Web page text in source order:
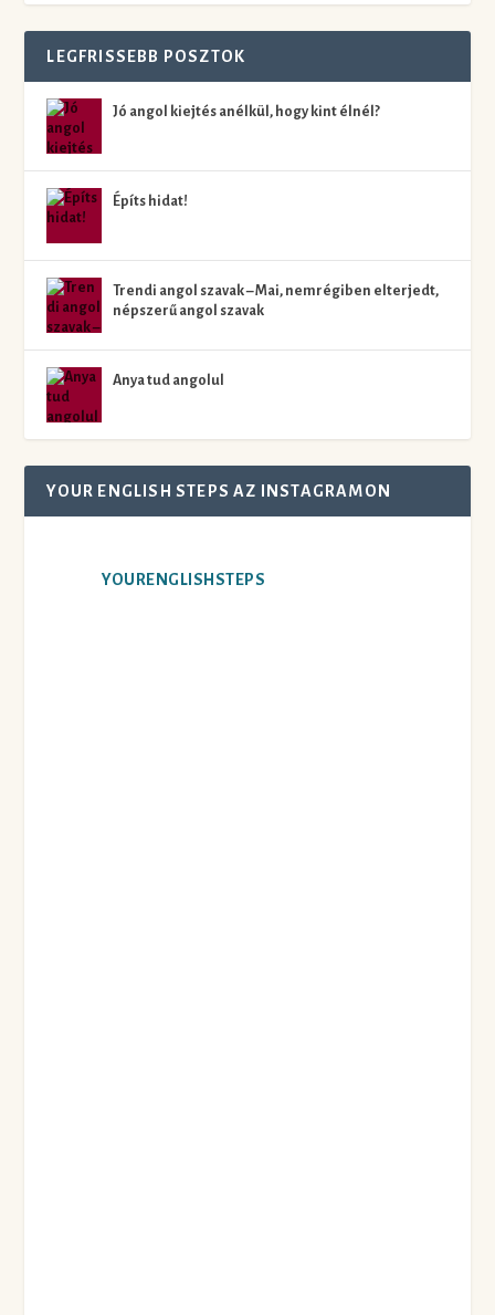
LEGFRISSEBB POSZTOK
Jó angol kiejtés anélkül, hogy kint élnél?
Építs hidat!
Trendi angol szavak – Mai, nemrégiben elterjedt,
népszerű angol szavak
Anya tud angolul
YOUR ENGLISH STEPS AZ INSTAGRAMON
YOURENGLISHSTEPS